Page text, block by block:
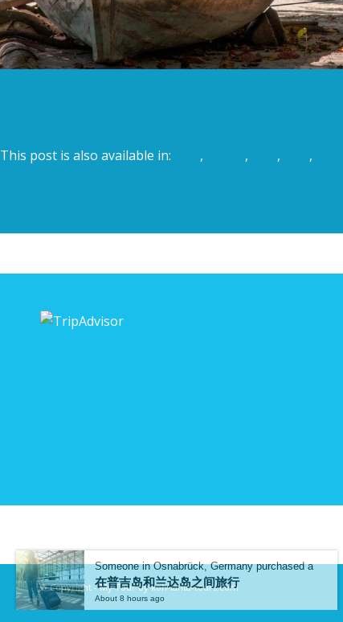
This post is also available in:
© Copyright -My Tour by koh-lanta-tours.com